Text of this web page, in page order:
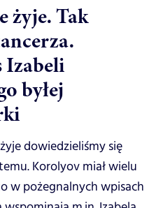
żyje. Tak
Izabeli
byłej
dowiedzieliśmy się
Korolyov miał wielu
w pożegnalnych wpisach